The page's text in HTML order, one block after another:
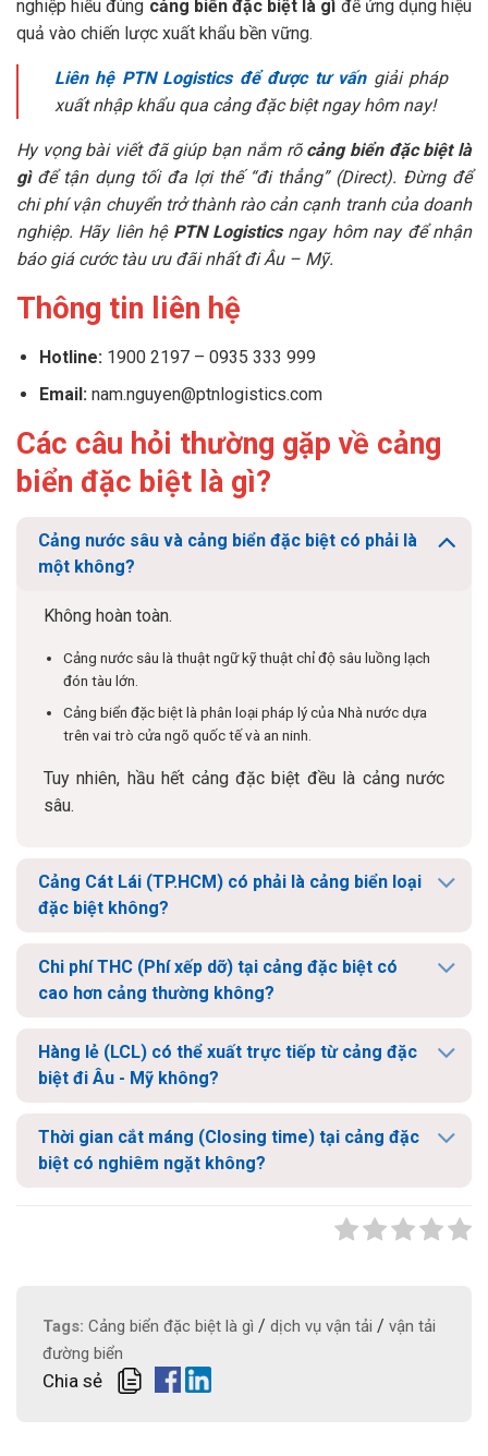
nghiệp hiểu đúng cảng biển đặc biệt là gì để ứng dụng hiệu
quả vào chiến lược xuất khẩu bền vững.
Liên hệ PTN Logistics để được tư vấngiải pháp
xuất nhập khẩu qua cảng đặc biệt ngay hôm nay!
Hy vọng bài viết đã giúp bạn nắm rõ cảng biển đặc biệt là
gìđể tận dụng tối đa lợi thế “đi thẳng” (Direct). Đừng để
chi phí vận chuyển trở thành rào cản cạnh tranh của doanh
nghiệp. Hãy liên hệ PTN Logisticsngay hôm nay để nhận
báo giá cước tàu ưu đãi nhất đi Âu – Mỹ.
Thông tin liên hệ
Hotline:1900 2197 – 0935 333 999
Email:nam.nguyen@ptnlogistics.com
Các câu hỏi thường gặp về cảng
biển đặc biệt là gì?
Cảng nước sâu và cảng biển đặc biệt có phải là
một không?
Không hoàn toàn.
Cảng nước sâu là thuật ngữ kỹ thuật chỉ độ sâu luồng lạch
đón tàu lớn.
Cảng biển đặc biệt là phân loại pháp lý của Nhà nước dựa
trên vai trò cửa ngõ quốc tế và an ninh.
Tuy nhiên, hầu hết cảng đặc biệt đều là cảng nước
sâu.
Cảng Cát Lái (TP.HCM) có phải là cảng biển loại
đặc biệt không?
Chi phí THC (Phí xếp dỡ) tại cảng đặc biệt có
cao hơn cảng thường không?
Hàng lẻ (LCL) có thể xuất trực tiếp từ cảng đặc
biệt đi Âu - Mỹ không?
Thời gian cắt máng (Closing time) tại cảng đặc
biệt có nghiêm ngặt không?
Tags: Cảng biển đặc biệt là gì / dịch vụ vận tải / vận tải
đường biển
Chia sẻ